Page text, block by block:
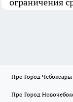
ограничения
Про Город Чебоксары
Про Город